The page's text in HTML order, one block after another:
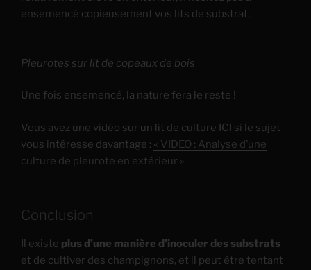
ensemencé copieusement vos lits de substrat.
Pleurotes sur lit de copeaux de bois
Une fois ensemencé, la nature fera le reste !
Vous avez une vidéo sur un lit de culture ICI si le sujet
vous intéresse davantage : « VIDEO : Analyse d’une
culture de pleurote en extérieur »
Conclusion
Il existe plus d’une manière d’inoculer des substrats
et de cultiver des champignons, et il peut être tentant